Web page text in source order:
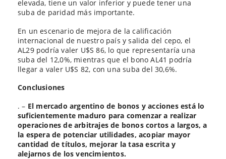
elevada, tiene un valor inferior y puede tener una
suba de paridad más importante.
En un escenario de mejora de la calificación
internacional de nuestro país y salida del cepo, el
AL29 podría valer U$S 86, lo que representaría una
suba del 12,0%, mientras que el bono AL41 podría
llegar a valer U$S 82, con una suba del 30,6%.
Conclusiones
. – El mercado argentino de bonos y acciones está lo
suficientemente maduro para comenzar a realizar
operaciones de arbitrajes de bonos cortos a largos, a
la espera de potenciar utilidades, acopiar mayor
cantidad de títulos, mejorar la tasa escrita y
alejarnos de los vencimientos.